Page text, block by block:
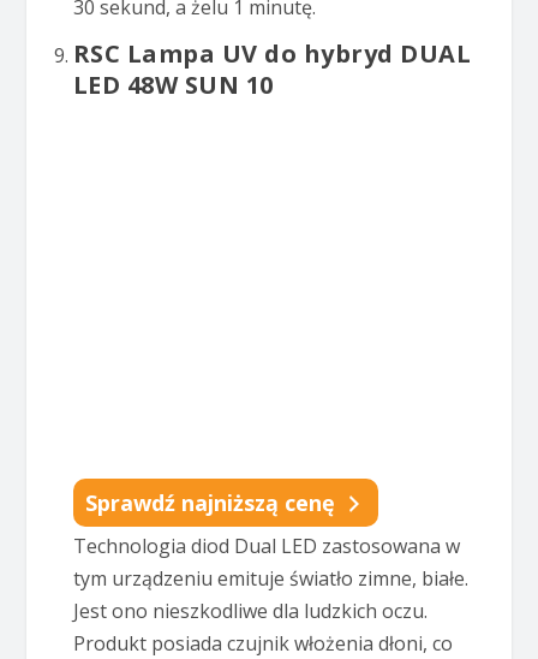
30 sekund, a żelu 1 minutę.
RSC Lampa UV do hybryd DUAL
LED 48W SUN 10
Sprawdź najniższą cenę
Technologia diod Dual LED zastosowana w
tym urządzeniu emituje światło zimne, białe.
Jest ono nieszkodliwe dla ludzkich oczu.
Produkt posiada czujnik włożenia dłoni, co